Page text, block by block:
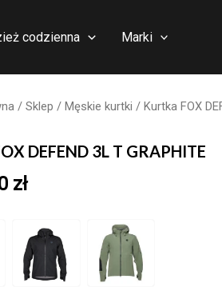
codzienna Marki
/ Sklep / Męskie kurtki / Kurtka FOX
DEFEND 3L T GRAPHITE
zł